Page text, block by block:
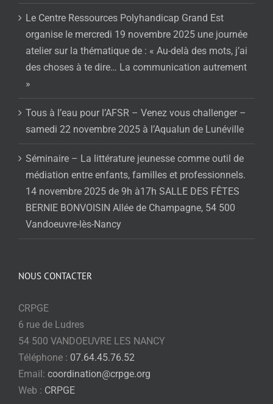
Le Centre Ressources Polyhandicap Grand Est
organise le mercredi 19 novembre 2025 une journée
atelier sur la thématique de : « Au-delà des mots, j’ai
des choses à te dire… La communication autrement
»
Tous à l’eau pour l’AFSR – Venez vous challenger –
samedi 22 novembre 2025 à l’Aqualun de Lunéville
Séminaire – La littérature jeunesse comme outil de
médiation entre enfants, familles et professionnels.
14 novembre 2025 de 9h à17h SALLE DES FÊTES
BERNIE BONVOISIN Allée de Champagne, 54 500
Vandoeuvre-lès-Nancy
NOUS CONTACTER
CRPGE
6 rue de Ludres
54 500 VANDOEUVRE LES NANCY
Téléphone : 07.64.45.76.52
Email: coordination@crpge.org
Web : CRPGE